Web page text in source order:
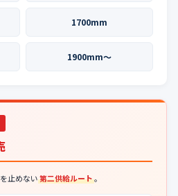
1700mm
1900mm〜
止めない第二供給ルート。